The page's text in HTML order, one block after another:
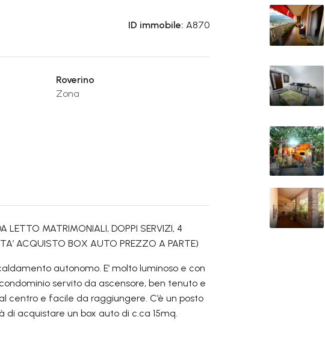
ID immobile: A870
Roverino
Zona
LETTO MATRIMONIALI, DOPPI SERVIZI, 4
ACQUISTO BOX AUTO PREZZO A PARTE)
autonomo. E’ molto luminoso e con
servito da ascensore, ben tenuto e
centro e facile da raggiungere. C’è un posto
di acquistare un box auto di c.ca 15mq.